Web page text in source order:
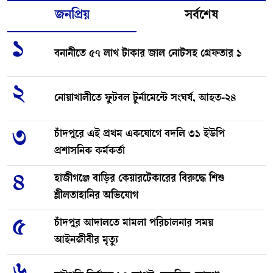
জনপ্রিয় সর্বশেষ
১ বনানীতে ৫৭ লাখ টাকার জাল নোটসহ গ্রেফতার ১
২ নোয়াখালীতে ফুটবল টুর্নামেন্টে সংঘর্ষ, আহত-২৪
৩
চাঁদপুরে এই প্রথম একযোগে বদলি ৩১ ইউপি
প্রশাসনিক কর্মকর্তা
৪
হাজীগঞ্জে বাড়ির কেয়ারটেকারের বিরুদ্ধে শিশু
শ্লীলতাহানির অভিযোগ
৫
চাঁদপুর আদালতে মামলা পরিচালনার সময়
আইনজীবীর মৃত্যু